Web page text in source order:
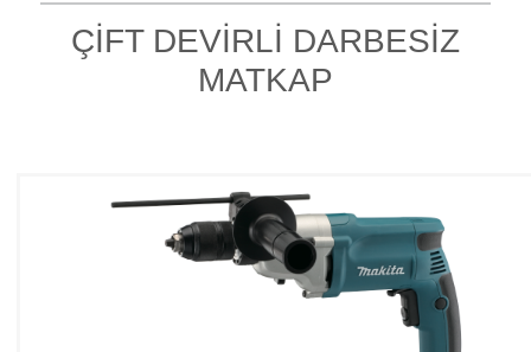
ÇİFT DEVİRLİ DARBESİZ
MATKAP